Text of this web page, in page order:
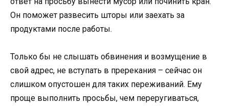
Он поможет развесить шторы или заехать за
продуктами после работы.
Только бы не слышать обвинения и возмущение в
свой адрес, не вступать в пререкания – сейчас он
слишком опустошен для таких переживаний. Ему
проще выполнить просьбы, чем переругиваться,